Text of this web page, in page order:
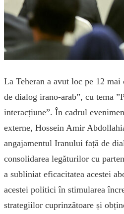
La Teheran a avut loc pe 12 mai
de dialog irano-arab”, cu tema
interacțiune”. În cadrul
externe, Hossein Amir
angajamentul Iranului față de
consolidarea legăturilor cu
a subliniat eficacitatea acestei
acestei politici în stimularea
strategiilor cuprinzătoare și